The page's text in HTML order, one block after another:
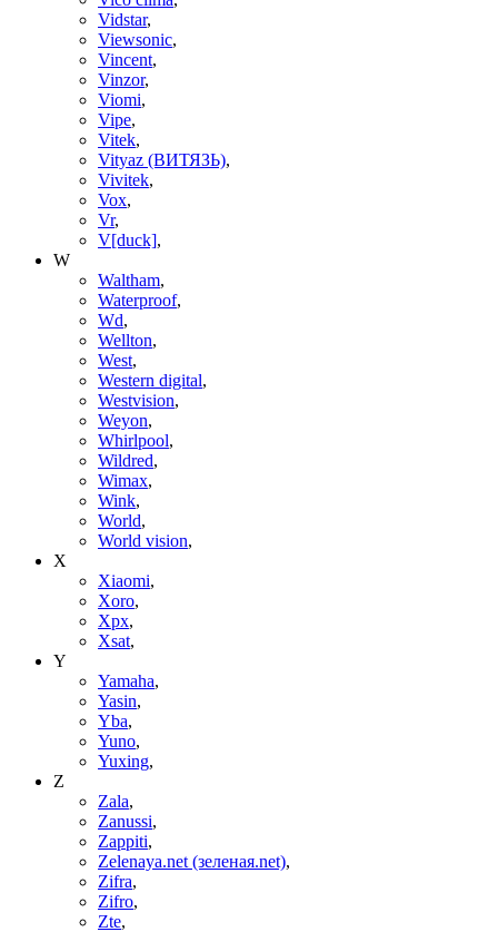
Vidstar,
Viewsonic,
Vincent,
Vinzor,
Viomi,
Vipe,
Vitek,
Vityaz (ВИТЯЗЬ),
Vivitek,
Vox,
Vr,
V[duck],
W
Waltham,
Waterproof,
Wd,
Wellton,
West,
Western digital,
Westvision,
Weyon,
Whirlpool,
Wildred,
Wimax,
Wink,
World,
World vision,
X
Xiaomi,
Xoro,
Xpx,
Xsat,
Y
Yamaha,
Yasin,
Yba,
Yuno,
Yuxing,
Z
Zala,
Zanussi,
Zappiti,
Zelenaya.net (зеленая.net),
Zifra,
Zifro,
Zte,